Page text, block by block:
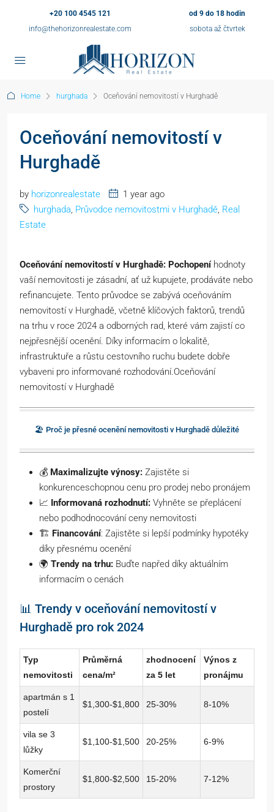
+20 100 4545 121
info@thehorizonrealestate.com
od 9 do 18 hodin
sobota až čtvrtek
Home hurghada Oceňování nemovitostí v Hurghadě
Oceňování nemovitostí v
Hurghadě
by horizonrealestate
1 year ago
hurghada, Průvodce nemovitostmi v Hurghadě, Real
Estate
Oceňování nemovitostí v Hurghadě: Pochopeníhodnoty
vaší nemovitosti je zásadní, ať už kupujete, prodáváte nebo
refinancujete. Tento průvodce se zabývá oceňováním
nemovitostí v Hurghadě, včetně klíčových faktorů, trendů
na trhu v roce 2024 a odborných rad, které vám zajistí co
nejpřesnější ocenění. Díky informacím o lokalitě,
infrastruktuře a růstu cestovního ruchu budete dobře
vybaveni pro informované rozhodování.Oceňování
nemovitostí v Hurghadě
🏖️ Proč je přesné ocenění nemovitosti v Hurghadě důležité
💰 Maximalizujte výnosy: Zajistěte si
konkurenceschopnou cenu pro prodej nebo pronájem
📈 Informovaná rozhodnutí: Vyhněte se přeplácení
nebo podhodnocování ceny nemovitosti
🏗️ Financování: Zajistěte si lepší podmínky hypotéky
díky přesnému ocenění
🌍 Trendy na trhu: Buďte napřed díky aktuálním
informacím o cenách
📊 Trendy v oceňování nemovitostí v
Hurghadě pro rok 2024
Typ
nemovitosti
Průměrná
cena/m²
zhodnocení
za 5 let
Výnos z
pronájmu
apartmán s 1
postelí
$1,300-$1,800 25-30% 8-10%
vila se 3
lůžky
$1,100-$1,500 20-25% 6-9%
Komerční
prostory
$1,800-$2,500 15-20% 7-12%